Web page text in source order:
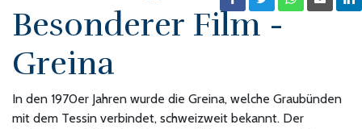
Besonderer Film -
Greina
In den 1970er Jahren wurde die Greina, welche Graubünden
mit dem Tessin verbindet, schweizweit bekannt. Der